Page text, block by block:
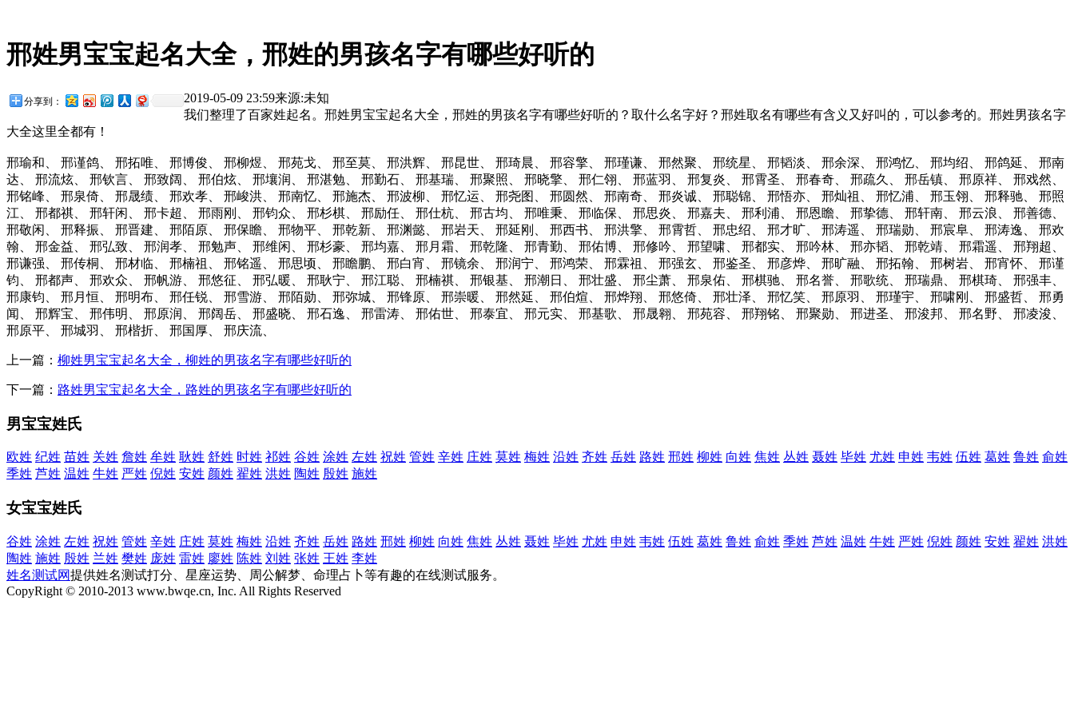
邢姓男宝宝起名大全，邢姓的男孩名字有哪些好听的
分享到： 2019-05-09 23:59来源:未知
我们整理了百家姓起名。邢姓男宝宝起名大全，邢姓的男孩名字有哪些好听的？取什么名字好？邢姓取名有哪些有含义又好叫的，可以参考的。邢姓男孩名字
大全这里全都有！
邢瑜和、 邢谨鸽、 邢拓唯、 邢博俊、 邢柳煜、 邢苑戈、 邢至莫、 邢洪辉、 邢昆世、 邢琦晨、 邢容擎、 邢瑾谦、 邢然聚、 邢统星、 邢韬淡、 邢余深、 邢鸿忆、 邢均绍、 邢鸽延、
邢南
达、
邢流炫、 邢钦言、 邢致阔、 邢伯炫、 邢壤润、 邢湛勉、 邢勤石、 邢基瑞、 邢聚照、 邢晓擎、 邢仁翎、 邢蓝羽、 邢复炎、 邢霄圣、 邢春奇、 邢疏久、 邢岳镇、 邢原祥、
邢戏然、
邢铭峰、
邢泉倚、 邢晟绩、 邢欢孝、 邢峻洪、 邢南忆、 邢施杰、 邢波柳、 邢忆运、 邢尧图、 邢圆然、 邢南奇、 邢炎诚、 邢聪锦、 邢悟亦、 邢灿祖、 邢忆浦、 邢玉翎、 邢释驰、
邢照
江、
邢都祺、 邢轩闲、 邢卡超、 邢雨刚、 邢钧众、 邢杉棋、 邢励任、 邢仕杭、 邢古均、 邢唯秉、 邢临保、 邢思炎、 邢嘉夫、 邢利浦、 邢恩瞻、 邢挚德、 邢轩南、 邢云浪、
邢善德、
邢敬闲、
邢释振、 邢晋建、 邢陌原、 邢保瞻、 邢物平、 邢乾新、 邢渊懿、 邢岩天、 邢延刚、 邢西书、 邢洪擎、 邢霄哲、 邢忠绍、 邢才旷、 邢涛遥、 邢瑞勋、 邢宸阜、 邢涛逸、
邢欢
翰、
邢金益、 邢弘致、 邢润孝、 邢勉声、 邢维闲、 邢杉豪、 邢均嘉、 邢月霜、 邢乾隆、 邢青勤、 邢佑博、 邢修吟、 邢望啸、 邢都实、 邢吟林、 邢亦韬、 邢乾靖、 邢霜遥、
邢翔超、
邢谦强、
邢传桐、 邢材临、 邢楠祖、 邢铭遥、 邢思顷、 邢瞻鹏、 邢白宵、 邢镜余、 邢润宁、 邢鸿荣、 邢霖祖、 邢强玄、 邢鉴圣、 邢彦烨、 邢旷融、 邢拓翰、 邢树岩、 邢宵怀、
邢谨
钧、
邢都声、 邢欢众、 邢帆游、 邢悠征、 邢弘暖、 邢耿宁、 邢江聪、 邢楠祺、 邢银基、 邢潮日、 邢壮盛、 邢尘萧、 邢泉佑、 邢棋驰、 邢名誉、 邢歌统、 邢瑞鼎、 邢棋琦、
邢强丰、
邢康钧、
邢月恒、 邢明布、 邢任锐、 邢雪游、 邢陌勋、 邢弥城、 邢锋原、 邢崇暖、 邢然延、 邢伯煊、 邢烨翔、 邢悠倚、 邢壮泽、 邢忆笑、 邢原羽、 邢瑾宇、 邢啸刚、 邢盛哲、
邢勇
闻、
邢辉宝、 邢伟明、 邢原润、 邢阔岳、 邢盛晓、 邢石逸、 邢雷涛、 邢佑世、 邢泰宜、 邢元实、 邢基歌、 邢晟翱、 邢苑容、 邢翔铭、 邢聚勋、 邢进圣、 邢浚邦、 邢名野、
邢凌浚、
邢原平、
邢城羽、 邢楷折、 邢国厚、 邢庆流、
上一篇： 柳姓男宝宝起名大全，柳姓的男孩名字有哪些好听的
下一篇： 路姓男宝宝起名大全，路姓的男孩名字有哪些好听的
男宝宝姓氏
欧姓 纪姓 苗姓 关姓 詹姓 牟姓 耿姓 舒姓 时姓 祁姓 谷姓 涂姓 左姓 祝姓 管姓 辛姓 庄姓 莫姓 梅姓 沿姓 齐姓 岳姓 路姓 邢姓 柳姓 向姓 焦姓 丛姓 聂姓 毕姓 尤姓 申姓 韦姓 伍姓 葛姓 鲁姓 俞姓
季姓 芦姓 温姓 牛姓 严姓 倪姓 安姓 颜姓 翟姓 洪姓 陶姓 殷姓 施姓
女宝宝姓氏
谷姓 涂姓 左姓 祝姓 管姓 辛姓 庄姓 莫姓 梅姓 沿姓 齐姓 岳姓 路姓 邢姓 柳姓 向姓 焦姓 丛姓 聂姓 毕姓 尤姓 申姓 韦姓 伍姓 葛姓 鲁姓 俞姓 季姓 芦姓 温姓 牛姓 严姓 倪姓 颜姓 安姓 翟姓 洪姓
陶姓 施姓 殷姓 兰姓 樊姓 庞姓 雷姓 廖姓 陈姓 刘姓 张姓 王姓 李姓
姓名测试网提供姓名测试打分、星座运势、周公解梦、命理占卜等有趣的在线测试服务。
CopyRight © 2010-2013 www.bwqe.cn, Inc. All Rights Reserved